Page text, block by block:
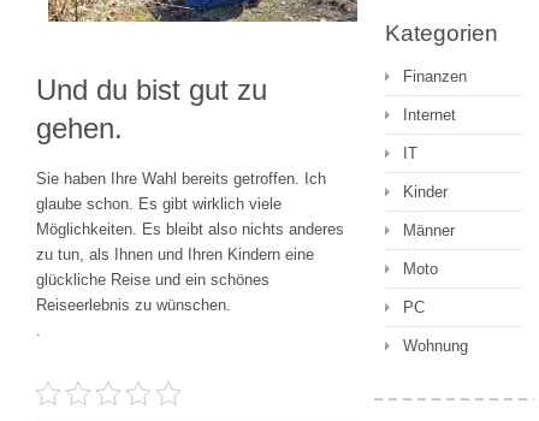
Und du bist gut zu
gehen.
Sie haben Ihre Wahl bereits getroffen. Ich
glaube schon. Es gibt wirklich viele
Möglichkeiten. Es bleibt also nichts anderes
zu tun, als Ihnen und Ihren Kindern eine
glückliche Reise und ein schönes
Reiseerlebnis zu wünschen.
.
Kategorien
Finanzen
Internet
IT
Kinder
Männer
Moto
PC
Wohnung